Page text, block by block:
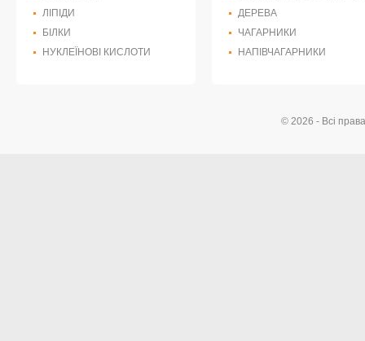
ЛІПІДИ
БІЛКИ
НУКЛЕЇНОВІ КИСЛОТИ
ДЕРЕВА
ЧАГАРНИКИ
НАПІВЧАГАРНИКИ
© 2026 - Всі